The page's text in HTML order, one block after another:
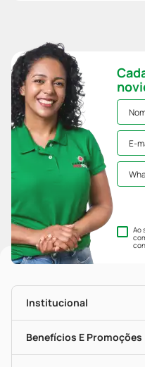
Ao
Institucional
História
Nossas Lojas
Mapa De Categorias
Benefícios E Promoções
Clube PP